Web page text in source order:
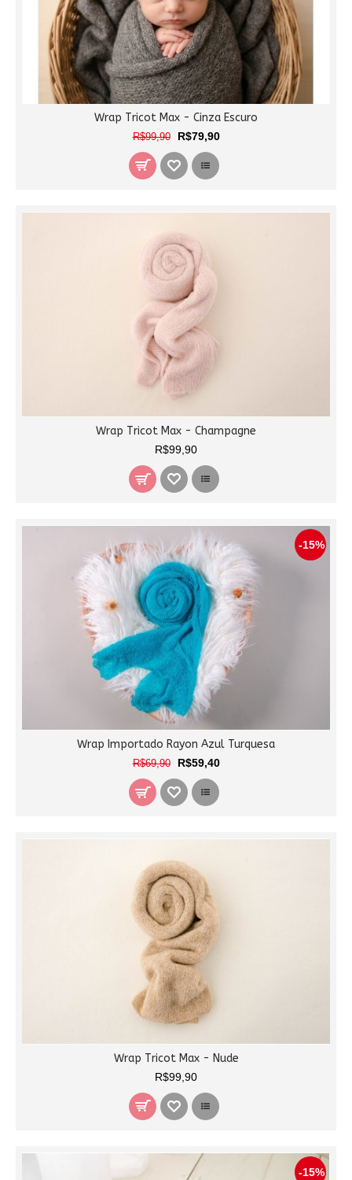
Wrap Tricot Max - Cinza Escuro
R$99,90 R$79,90
Wrap Tricot Max - Champagne
R$99,90
-15%
Wrap Importado Rayon Azul Turquesa
R$69,90 R$59,40
Wrap Tricot Max - Nude
R$99,90
-15%